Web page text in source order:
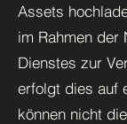
Assets
im Rahmen der
Dienstes zur
erfolgt dies auf
können nicht